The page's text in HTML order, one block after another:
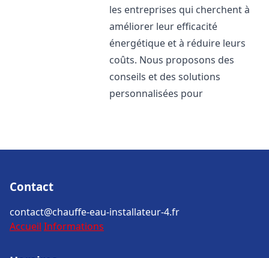
les entreprises qui cherchent à
améliorer leur efficacité
énergétique et à réduire leurs
coûts. Nous proposons des
conseils et des solutions
personnalisées pour
Contact
contact@chauffe-eau-installateur-4.fr
Accueil Informations